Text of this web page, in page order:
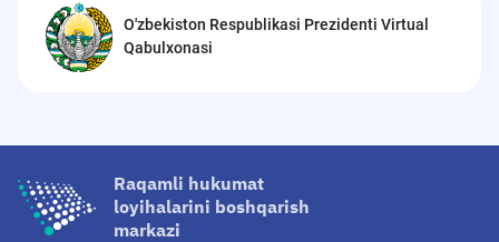
O'zbekiston Respublikasi Prezidenti Virtual
Qabulxonasi
Raqamli hukumat
loyihalarini boshqarish
markazi